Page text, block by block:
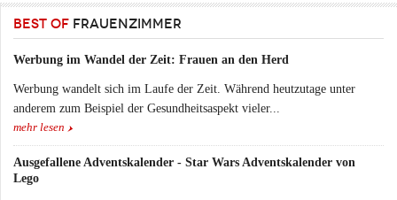
BEST OF FRAUENZIMMER
Werbung im Wandel der Zeit: Frauen an den Herd
Werbung wandelt sich im Laufe der Zeit. Während heutzutage unter
anderem zum Beispiel der Gesundheitsaspekt vieler...
mehr lesen
Ausgefallene Adventskalender - Star Wars Adventskalender von
Lego